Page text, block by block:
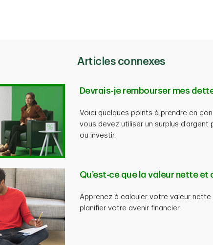
Articles connexes
Devrais-je rembourser mes
Voici quelques points à prendre en
vous devez utiliser un surplus
ou investir.
Qu’est-ce que la valeur nette
Apprenez à calculer votre valeur nette
planifier votre avenir financier.